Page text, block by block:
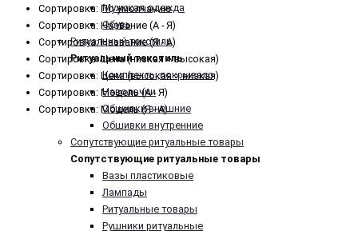
Мужская одежда
Обувь
Ритуальный текстиль
Ритуальный текстиль
Комплекты,покрывало
Наволочки
Обшивки внешние
Обшивки внутренние
Сопутствующие ритуальные товары
Сопутствующие ритуальные товары
Вазы пластиковые
Лампады
Ритуальные товары
Рушники ритуальные
Сортировка: По умолчанию
Сортировка: Название (А - Я)
Сортировка: Название (Я - А)
Сортировка: Цена (низкая > высокая)
Сортировка: Цена (высокая > низкая)
Сортировка: Модель (А - Я)
Сортировка: Модель (Я - А)